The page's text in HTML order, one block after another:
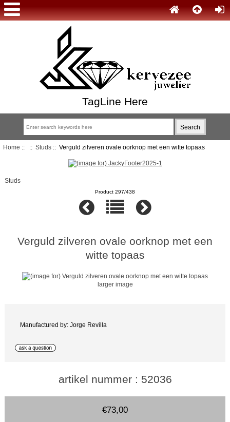
TagLine Here
Home :: :: Studs :: Verguld zilveren ovale oorknop met een witte topaas
Studs
Product 297/438
Verguld zilveren ovale oorknop met een
witte topaas
larger image
Manufactured by: Jorge Revilla
artikel nummer : 52036
€73,00